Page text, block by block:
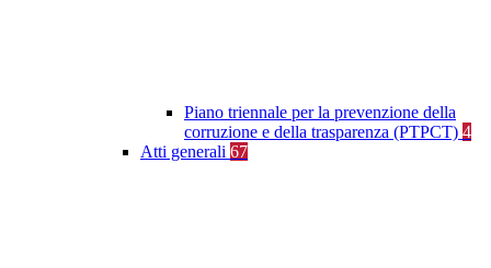
Piano triennale per la prevenzione della
corruzione e della trasparenza (PTPCT) 4
Atti generali 67